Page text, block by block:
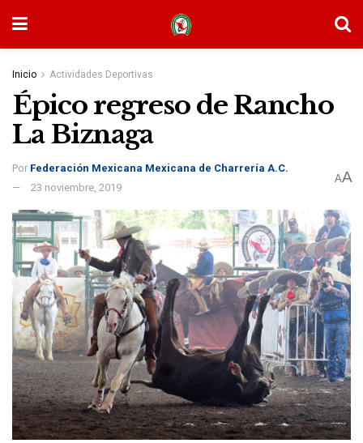
Inicio Actividades Deportivas
Épico regreso de Rancho
La Biznaga
Por Federación Mexicana Mexicana de Charrería A.C.
23 noviembre, 2019
AA